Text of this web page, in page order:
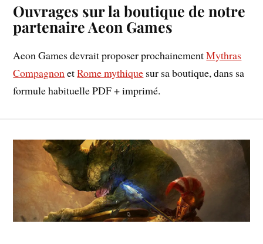
Ouvrages sur la boutique de notre
partenaire Aeon Games
Aeon Games devrait proposer prochainementMythras
Compagnon etRome mythique sur sa boutique, dans sa
formule habituelle PDF + imprimé.